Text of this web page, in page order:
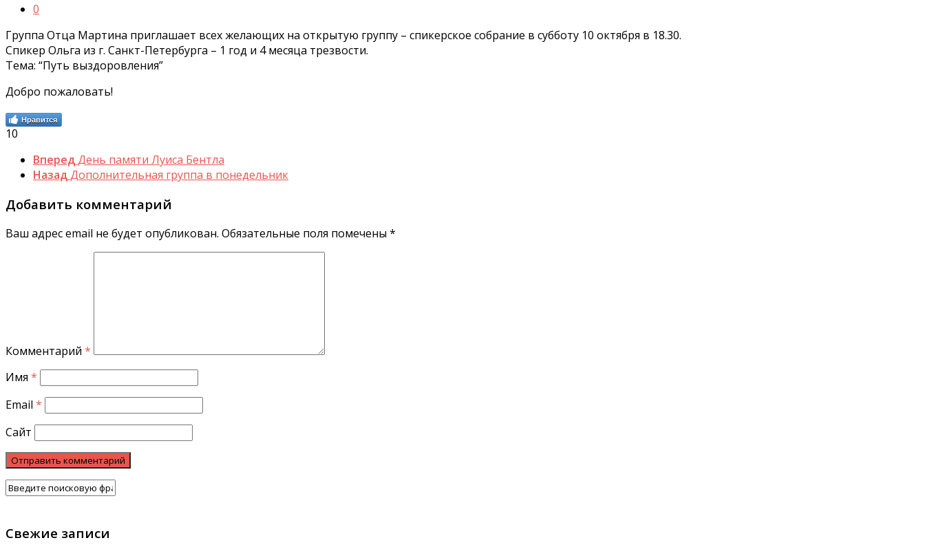
0
Группа Отца Мартина приглашает всех желающих на открытую группу – спикерское собрание в субботу 10 октября в 18.30.
Спикер Ольга из г. Санкт-Петербурга – 1 год и 4 месяца трезвости.
Тема: “Путь выздоровления”
Добро пожаловать!
Нравится
10
ВпередДень памяти Луиса Бентла
НазадДополнительная группа в понедельник
Добавить комментарий
Ваш адрес email не будет опубликован. Обязательные поля помечены *
Комментарий *
Имя *
Email *
Сайт
Свежие записи